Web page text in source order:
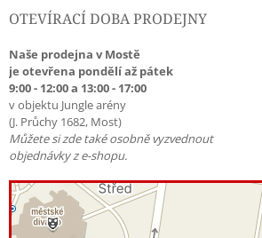
OTEVÍRACÍ DOBA PRODEJNY
Naše prodejna v Mostě
je otevřena pondělí až pátek
9:00 - 12:00 a 13:00 - 17:00
v objektu Jungle arény
(J. Průchy 1682, Most)
Můžete si zde také osobně vyzvednout
objednávky z e-shopu.